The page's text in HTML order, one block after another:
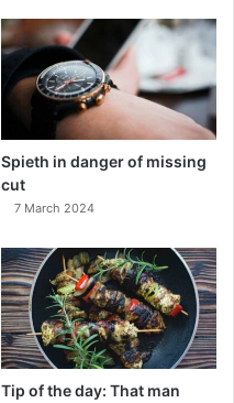
Spieth in danger of missing
cut
7 March 2024
Tip of the day: That man